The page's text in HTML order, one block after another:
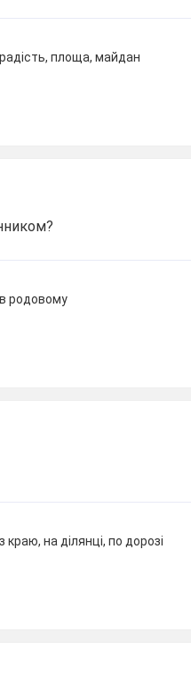
радість, площа, майдан
в родовому
з краю, на ділянці, по дорозі